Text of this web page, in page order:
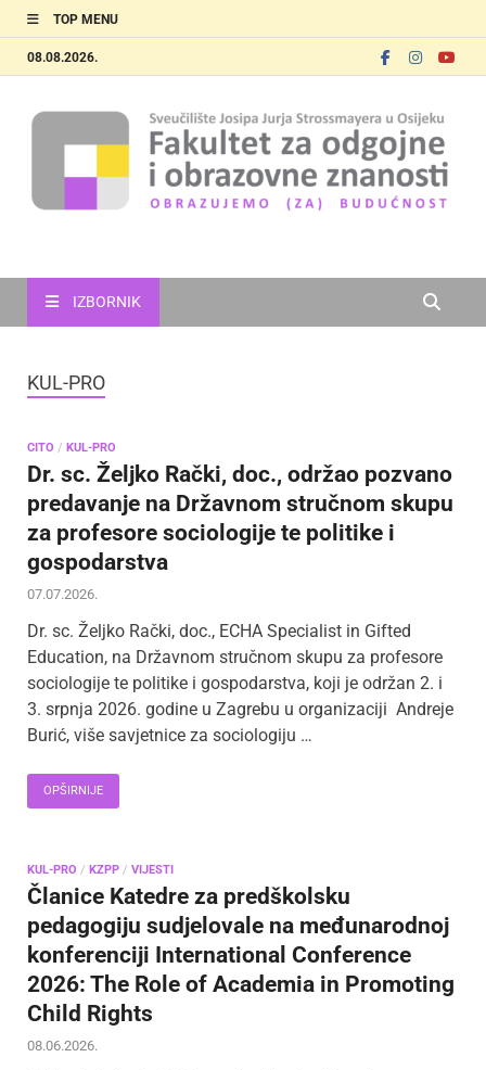
TOP MENU
08.08.2026.
IZBORNIK
KUL-PRO
CITO / KUL-PRO
Dr. sc. Željko Rački, doc., održao pozvano
predavanje na Državnom stručnom skupu
za profesore sociologije te politike i
gospodarstva
07.07.2026.
Dr. sc. Željko Rački, doc., ECHA Specialist in Gifted
Education, na Državnom stručnom skupu za profesore
sociologije te politike i gospodarstva, koji je održan 2. i
3. srpnja 2026. godine u Zagrebu u organizaciji Andreje
Burić, više savjetnice za sociologiju …
OPŠIRNIJE
KUL-PRO / KZPP / VIJESTI
Članice Katedre za predškolsku
pedagogiju sudjelovale na međunarodnoj
konferenciji International Conference
2026: The Role of Academia in Promoting
Child Rights
08.06.2026.